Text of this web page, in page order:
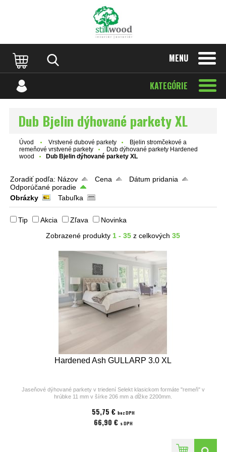
MENU
KATEGÓRIE
Dub Bjelin dýhované parkety XL
Úvod Vrstvené dubové parkety
Bjelin stromčekové a
remeňové vrstvené parkety
Dub dýhované parkety Hardened
wood
Dub Bjelin dýhované parkety XL
Zoradiť podľa: Názov Cena
Dátum pridania
Odporúčané poradie
Obrázky
Tabuľka
Tip Akcia Zľava
Novinka
Zobrazené produkty 1 - 35 z celkových 35
Hardened Ash GULLARP 3.0 XL
Jaseňové dýhované parkety v triedení Selekt klasickom formáte "remeň" v
hrúbke 11 mm v šírke 206 mm a dĺžke 2200mm.
úprava parkiet pozostáva z laku v odtieni
Powder White, ostrých hrán a hladkého povrchu bez kartáča. Cena za 1m2
55,75 € bez DPH
66,90 € s DPH